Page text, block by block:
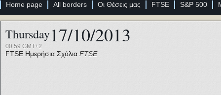
Home page All borders Οι Θέσεις μας FTSE S&P 500
Thursday17/10/2013
00:59 GMT+2
FTSE Ημερήσια Σχόλια FTSE